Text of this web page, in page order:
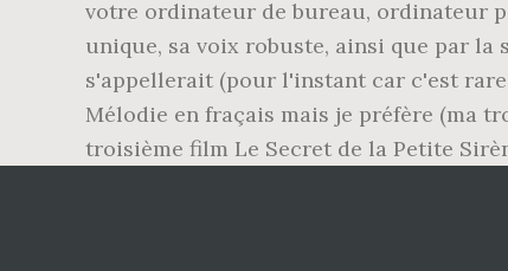
votre ordinateur de bureau, ordinateur
unique, sa voix robuste, ainsi que par la
s'appellerait (pour l'instant car c'est
Mélodie en fraçais mais je préfère (ma
troisième film Le Secret de la Petite